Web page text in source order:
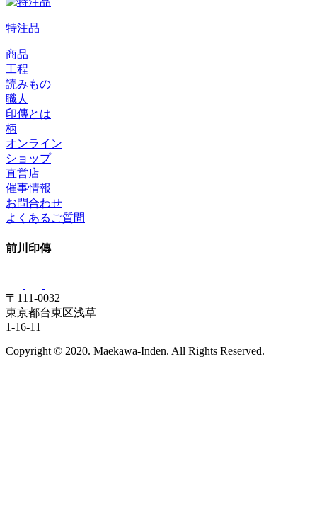
特注品
商品
工程
読みもの
職人
印傳とは
柄
オンライン
ショップ
直営店
催事情報
お問合わせ
よくあるご質問
前川印傳
〒111-0032
東京都台東区浅草
1-16-11
Copyright © 2020. Maekawa-Inden. All Rights Reserved.